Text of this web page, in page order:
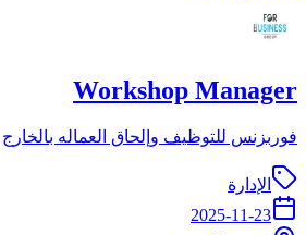
Workshop Manager
فوربزنس للتوظيف وإلحاق العماله بالخارج
الإدارة
2025-11-23